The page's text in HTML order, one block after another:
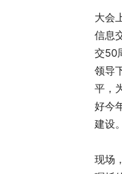
大会
信息
交50
领导
平，
好今
建设。
现场